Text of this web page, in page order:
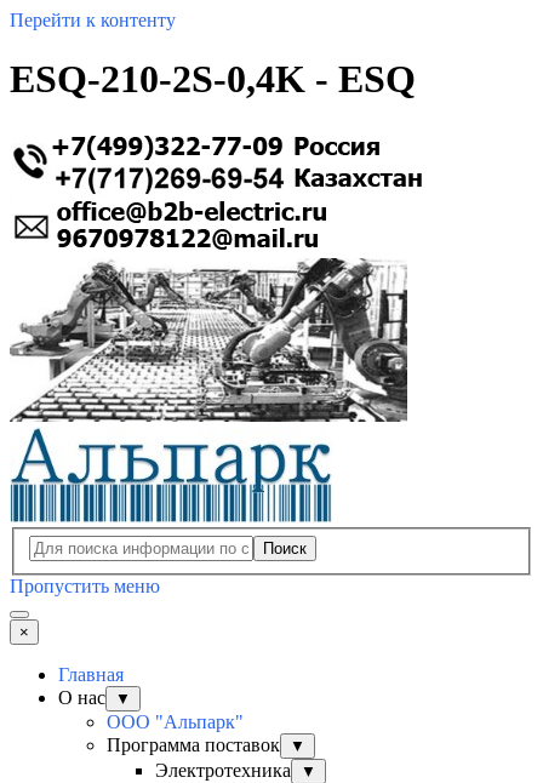
Перейти к контенту
ESQ-210-2S-0,4K - ESQ
Поиск
Пропустить меню
×
Главная
О нас
▼
ООО "Альпарк"
Программа поставок
▼
Электротехника ▼